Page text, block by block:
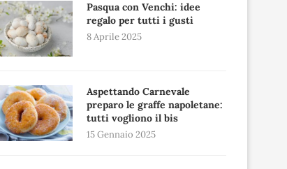
Pasqua con Venchi: idee
regalo per tutti i gusti
8 Aprile 2025
Aspettando Carnevale
preparo le graffe napoletane:
tutti vogliono il bis
15 Gennaio 2025